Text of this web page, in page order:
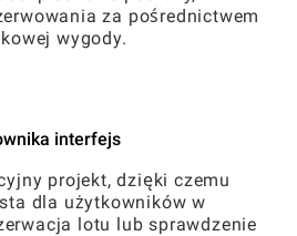
za pośrednictwem
wygody.
interfejs
projekt, dzięki czemu
dla użytkowników w
lotu lub sprawdzenie